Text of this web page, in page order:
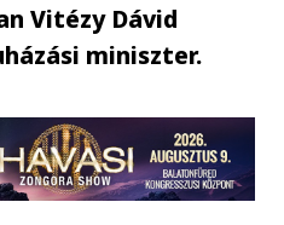
Vitézy Dávid
miniszter.